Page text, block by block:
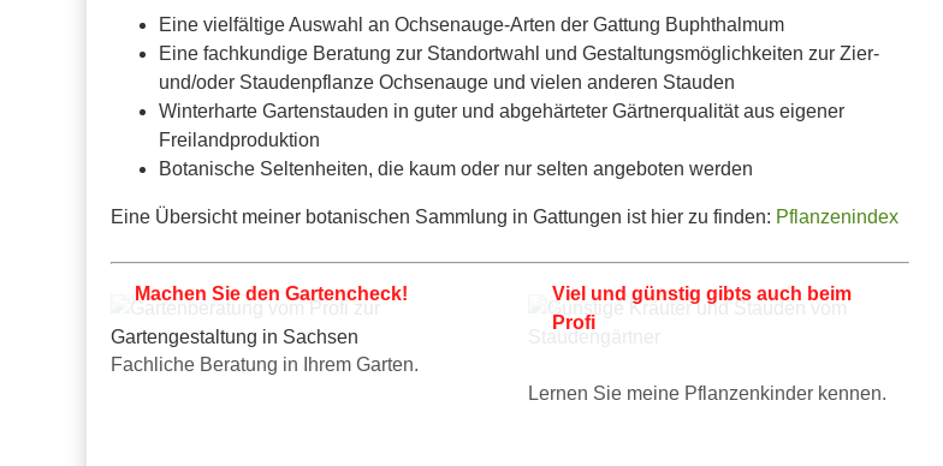
Eine vielfältige Auswahl an Ochsenauge-Arten der Gattung Buphthalmum
Eine fachkundige Beratung zur Standortwahl und Gestaltungsmöglichkeiten zur Zier-
und/oder Staudenpflanze Ochsenauge und vielen anderen Stauden
Winterharte Gartenstauden in guter und abgehärteter Gärtnerqualität aus eigener
Freilandproduktion
Botanische Seltenheiten, die kaum oder nur selten angeboten werden
Eine Übersicht meiner botanischen Sammlung in Gattungen ist hier zu finden: Pflanzenindex
Machen Sie den Gartencheck!
Fachliche Beratung in Ihrem Garten.
Viel und günstig gibts auch beim
Profi
Lernen Sie meine Pflanzenkinder kennen.